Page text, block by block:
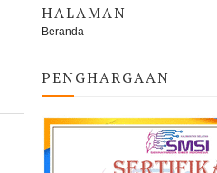
HALAMAN
Beranda
PENGHARGAAN